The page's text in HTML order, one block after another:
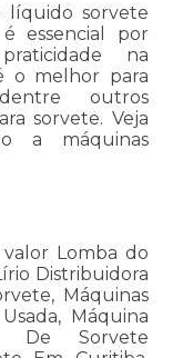
líquido sorvete
essencial por
na
o melhor para
dentre outros
sorvete. Veja
a máquinas
Lomba do
Distribuidora
Máquinas
Máquina
De Sorvete